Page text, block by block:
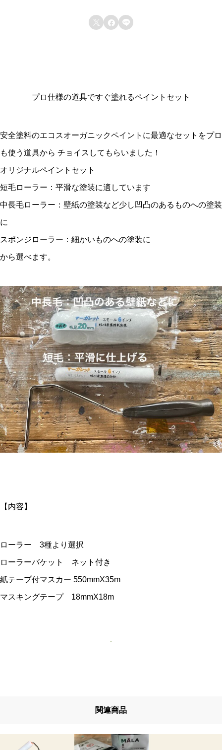
  
プロ仕様の道具ですぐ塗れるペイントセット
安全塗料のエコスオーガニックペイントに最適なセットをプロ
も使う道具から チョイスしてもらいました！
オリジナルペイントセット
短毛ローラー：平滑な塗装に適しています
中長毛ローラー：壁紙の塗装など少し凹凸のあるものへの塗装
に
スポンジローラー：細かいものへの塗装に
から選べます。
【内容】
ローラー 3種より選択
ローラーバケット ネット付き
紙テープ付マスカー 550mmX35m
マスキングテープ 18mmX18m
商品説明トップに戻る
関連商品